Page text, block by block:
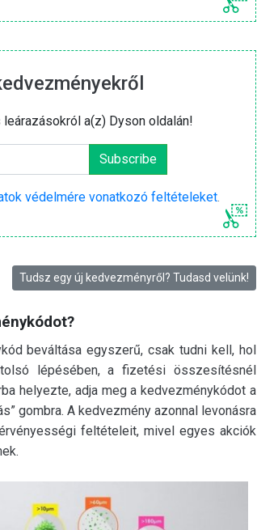
a(z) Dyson oldalán!
védelmére vonatkozó feltételeket.
Tudsz egy új kedvezményről? Tudasd velünk!
beváltása egyszerű, csak tudni kell, hol
lépésében, a fizetési összesítésnél
helyezte, adja meg a kedvezménykódot a
gombra. A kedvezmény azonnal levonásra
feltételeit, mivel egyes akciók